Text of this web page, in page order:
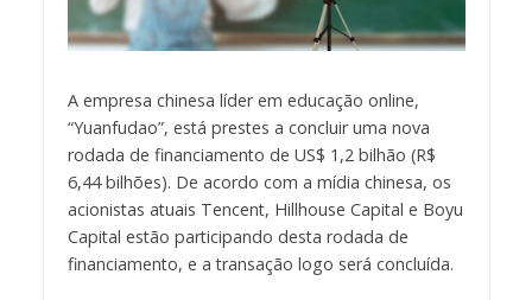
A empresa chinesa líder em educação online,
“Yuanfudao”, está prestes a concluir uma nova
rodada de financiamento de US$ 1,2 bilhão (R$
6,44 bilhões). De acordo com a mídia chinesa, os
acionistas atuais Tencent, Hillhouse Capital e Boyu
Capital estão participando desta rodada de
financiamento, e a transação logo será concluída.